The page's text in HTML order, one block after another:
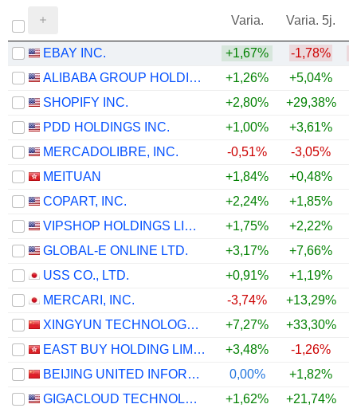
Varia. Varia. 5j.
EBAY INC.
+1,67% -1,78%
ALIBABA GROUP HOLDING LIMITED
+1,26% +5,04%
SHOPIFY INC.
+2,80% +29,38%
PDD HOLDINGS INC.
+1,00% +3,61%
MERCADOLIBRE, INC.
-0,51% -3,05%
MEITUAN
+1,84% +0,48%
COPART, INC.
+2,24% +1,85%
VIPSHOP HOLDINGS LIMITED
+1,75% +2,22%
GLOBAL-E ONLINE LTD.
+3,17% +7,66%
USS CO., LTD.
+0,91% +1,19%
MERCARI, INC.
-3,74% +13,29%
XINGYUN TECHNOLOGY CO., LTD.
+7,27% +33,30%
EAST BUY HOLDING LIMITED
+3,48% -1,26%
BEIJING UNITED INFORMATION TECHNOLOGY CO.,LTD.
0,00% +1,82%
GIGACLOUD TECHNOLOGY INC.
+1,62% +21,74%